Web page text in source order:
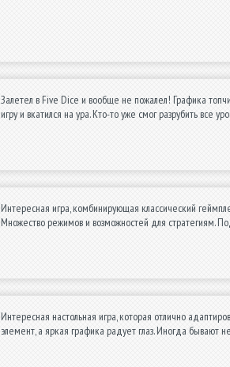
Залетел в Five Dice и вообще не пожалел! Графика
игру и вкатился на ура. Кто-то уже смог разрубить все
Интересная игра, комбинирующая классический
Множество режимов и возможностей для стратегиям.
Интересная настольная игра, которая отлично
элемент, а яркая графика радует глаз. Иногда бывают